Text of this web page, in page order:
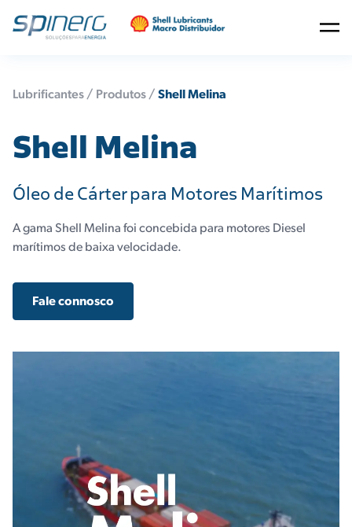
Lubrificantes / Produtos / Shell Melina
Shell Melina
Óleo de Cárter para Motores Marítimos
A gama Shell Melina foi concebida para motores Diesel
marítimos de baixa velocidade.
Fale connosco